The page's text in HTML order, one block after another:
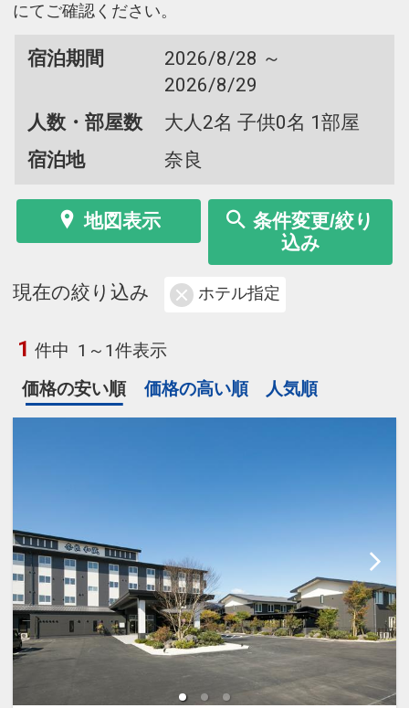
にてご確認ください。
宿泊期間
2026/8/28 ～
2026/8/29
人数・部屋数
大人2名 子供0名 1部屋
宿泊地
奈良
地図表示
条件変更/絞り
込み
現在の絞り込み ホテル指定
1 件中 1～1件表示
価格の安い順
価格の高い順 人気順